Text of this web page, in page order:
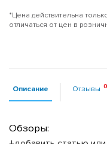
*Цена действительна
отличаться от цен в
Описание Отзывы
Обзоры: